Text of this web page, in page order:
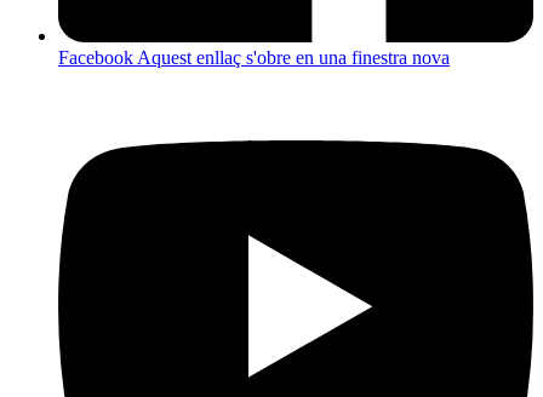
Facebook Aquest enllaç s'obre en una finestra nova